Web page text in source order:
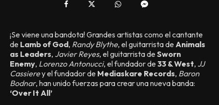
¡Se viene una bandota! Grandes artistas como el cantante
de Lamb of God, Randy Blythe, el guitarrista de Animals
as Leaders, Javier Reyes, el guitarrista de Sworn
Enemy, Lorenzo Antonucci, el fundador de 33 & West, JJ
Cassierey el fundador de Mediaskare Records, Baron
Bodnar, han unido fuerzas para crear una nueva banda:
‘Over It All’